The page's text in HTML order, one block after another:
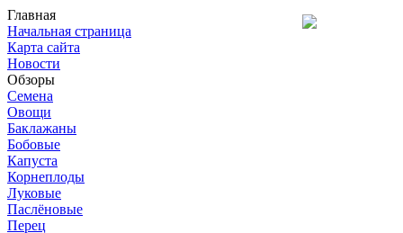
Главная
Начальная страница
Карта сайта
Новости
Обзоры
Семена
Овощи
Баклажаны
Бобовые
Капуста
Корнеплоды
Луковые
Паслёновые
Перец